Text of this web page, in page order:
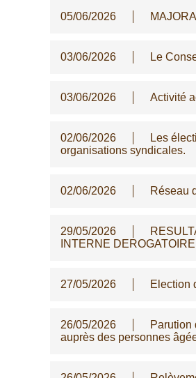
05/06/2026
03/06/2026 Le
03/06/2026 Activité
02/06/2026
Les
organisations syndicales.
02/06/2026 Réseau
29/05/2026
INTERNE
27/05/2026 Election
26/05/2026
Parution
auprès des personnes